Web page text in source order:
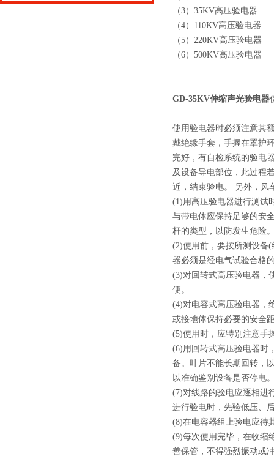
（3）35KV高压验电器
（4）110KV高压验电
（5）220KV高压验电
（6）500KV高压验电器
GD-35KV伸缩声光验电器
使用验电器时必须注意其
戴绝缘手套，手握在罩护
完好，有自检系统的验电
及设备导电部位，此过程
近，结束验电。 另外，
(1)用高压验电器进行测试
与带电体应保持足够的安
杆的类型，以防发生
(2)使用前，要按所测设备
器必须是经电气试验
(3)对回转式高压验电器，
便。
(4)对电容式高压验电器，
或接地体保持必要的安全
(5)使用时，应特别注意手
(6)用回转式高压验电器时
备。叶片不能长期回转，
以准确鉴别设备是否
(7)对线路的验电应逐相进
进行验电时，先验低压
(8)在电容器组上验电应
(9)每次使用完毕，在收缩
善保管，不得强烈振动